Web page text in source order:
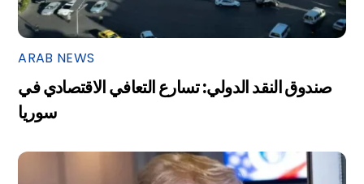
ARAB NEWS
صندوق النقد الدولي: تسارع التعافي الاقتصادي في
سوريا